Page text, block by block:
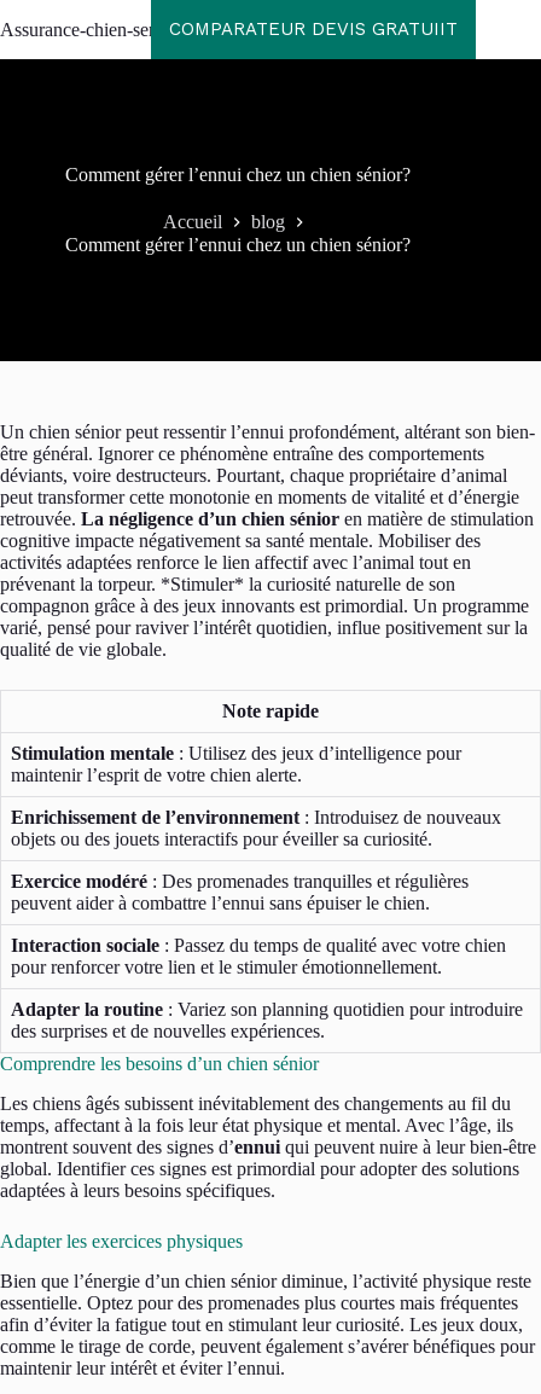
au
Assurance-chien-seniorCOMPARATEUR DEVIS GRATUIIT
Comment gérer l’ennui chez un chien sénior?
Accueil
blog
Comment gérer l’ennui chez un chien sénior?
Un chien sénior peut ressentir l’ennui profondément, altérant son bien-
être général. Ignorer ce phénomène entraîne des comportements
déviants, voire destructeurs. Pourtant, chaque propriétaire d’animal
peut transformer cette monotonie en moments de vitalité et d’énergie
retrouvée. La négligence d’un chien sénior en matière de stimulation
cognitive impacte négativement sa santé mentale. Mobiliser des
activités adaptées renforce le lien affectif avec l’animal tout en
prévenant la torpeur. *Stimuler* la curiosité naturelle de son
compagnon grâce à des jeux innovants est primordial. Un programme
varié, pensé pour raviver l’intérêt quotidien, influe positivement sur la
qualité de vie globale.
Note rapide
Stimulation mentale : Utilisez des jeux d’intelligence pour
maintenir l’esprit de votre chien alerte.
Enrichissement de l’environnement : Introduisez de nouveaux
objets ou des jouets interactifs pour éveiller sa curiosité.
Exercice modéré : Des promenades tranquilles et régulières
peuvent aider à combattre l’ennui sans épuiser le chien.
Interaction sociale : Passez du temps de qualité avec votre chien
pour renforcer votre lien et le stimuler émotionnellement.
Adapter la routine : Variez son planning quotidien pour introduire
des surprises et de nouvelles expériences.
Comprendre les besoins d’un chien sénior
Les chiens âgés subissent inévitablement des changements au fil du
temps, affectant à la fois leur état physique et mental. Avec l’âge, ils
montrent souvent des signes d’ennui qui peuvent nuire à leur bien-être
global. Identifier ces signes est primordial pour adopter des solutions
adaptées à leurs besoins spécifiques.
Adapter les exercices physiques
Bien que l’énergie d’un chien sénior diminue, l’activité physique reste
essentielle. Optez pour des promenades plus courtes mais fréquentes
afin d’éviter la fatigue tout en stimulant leur curiosité. Les jeux doux,
comme le tirage de corde, peuvent également s’avérer bénéfiques pour
maintenir leur intérêt et éviter l’ennui.